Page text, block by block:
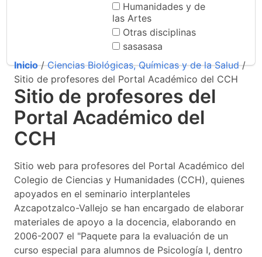
Humanidades y de
las Artes
Otras disciplinas
sasasasa
Inicio/Ciencias Biológicas, Químicas y de la Salud/
Sitio de profesores del Portal Académico del CCH
Sitio de profesores del
Portal Académico del
CCH
Sitio web para profesores del Portal Académico del
Colegio de Ciencias y Humanidades (CCH), quienes
apoyados en el seminario interplanteles
Azcapotzalco-Vallejo se han encargado de elaborar
materiales de apoyo a la docencia, elaborando en
2006-2007 el "Paquete para la evaluación de un
curso especial para alumnos de Psicología I, dentro